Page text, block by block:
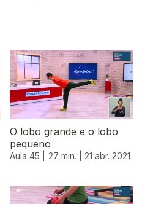
O lobo grande e o lobo
pequeno
Aula 45 | 27 min. | 21 abr. 2021